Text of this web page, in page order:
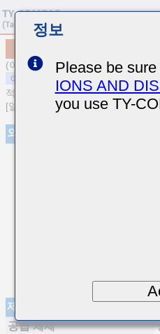
(이전품번 SMK432BJ683KM-T)
적층 세라믹 커패시터
[일반용 중고내압 적층 세라믹 커패
외관
제품 사양
공급 체제
정보
Please be
IONS AND
you use TY-